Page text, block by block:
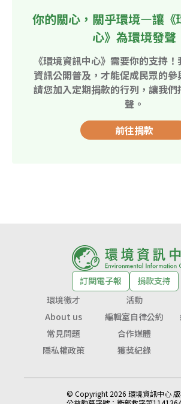
你的關心，關乎環境—讓《
心》為環境發聲
《環境資訊中心》需要你的支持
資訊公開普及，才能促成民眾的
請您加入定期捐款的行列，讓我
聲。
前往捐款
訂閱電子報
捐款支持
環境徵才
活動
About us
編輯室自律公約
常見問題
合作媒體
隱私權政策
獲獎紀錄
© Copyright 2026 環境資訊中心